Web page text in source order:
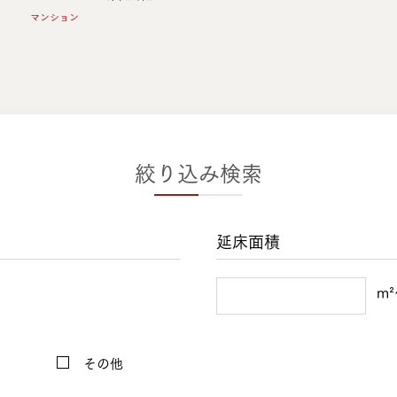
マンション
絞り込み検索
その他
延床面積